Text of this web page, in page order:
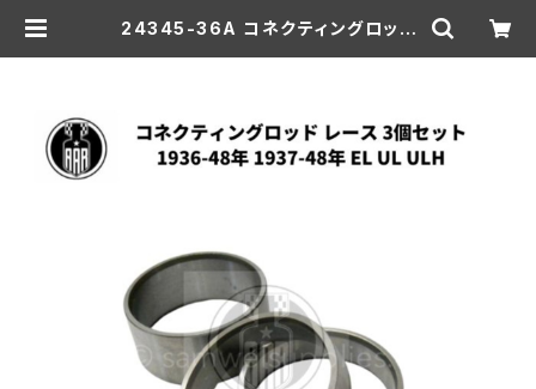
24345-36A コネクティングロッド